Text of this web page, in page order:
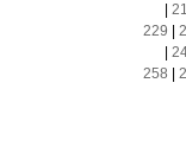
229
258